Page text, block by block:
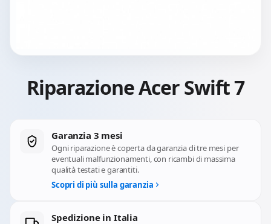
Riparazione Acer Swift 7
Garanzia 3 mesi
Ogni riparazione è coperta da garanzia di tre mesi per
eventuali malfunzionamenti, con ricambi di massima
qualità testati e garantiti.
Scopri di più sulla garanzia
Spedizione in Italia